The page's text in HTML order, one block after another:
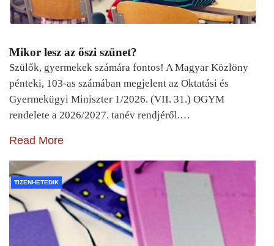
Mikor lesz az őszi szünet?
Szülők, gyermekek számára fontos! A Magyar Közlöny
pénteki, 103-as számában megjelent az Oktatási és
Gyermekügyi Miniszter 1/2026. (VII. 31.) OGYM
rendelete a 2026/2027. tanév rendjéről.…
Read More
TIZENHETEDIK